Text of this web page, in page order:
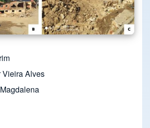
Vieira Alves